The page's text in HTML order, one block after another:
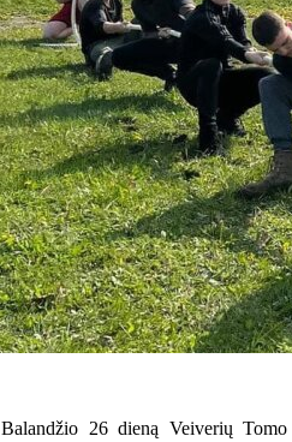
Balandžio 26 dieną Veiverių